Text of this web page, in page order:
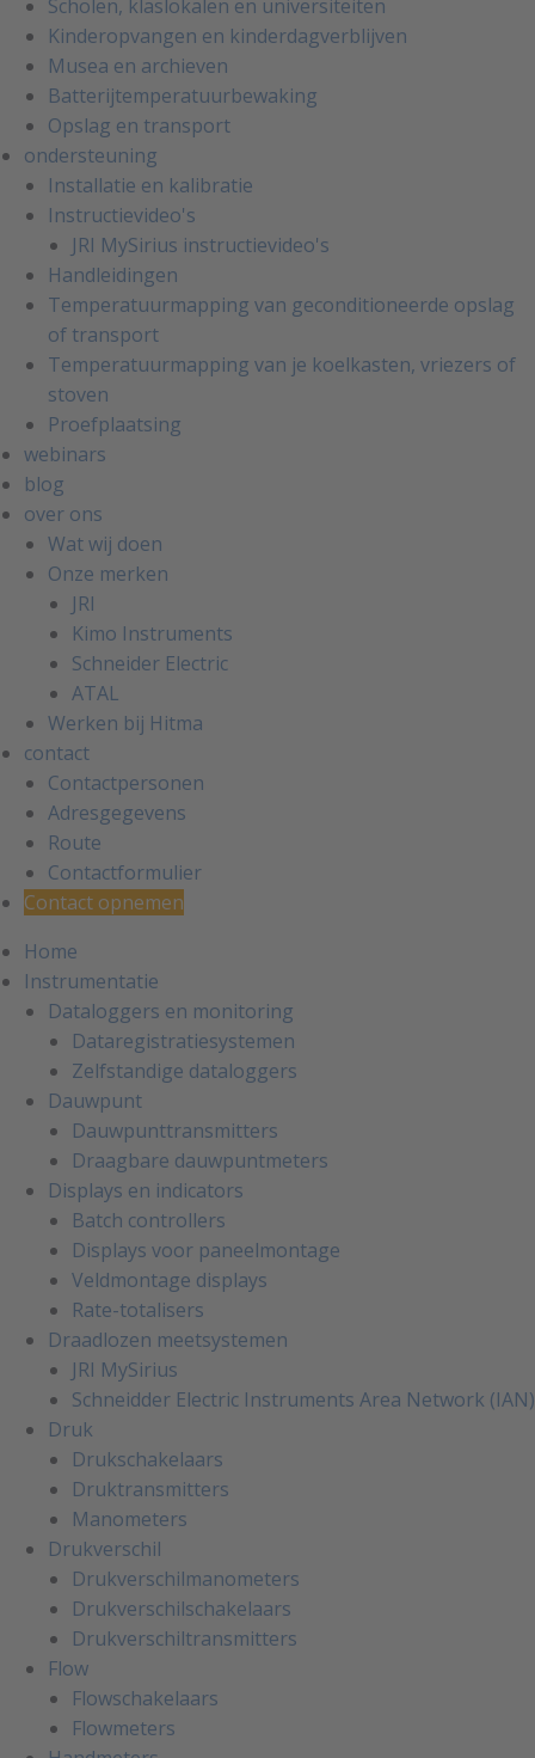
Scholen, klaslokalen en universiteiten
Kinderopvangen en kinderdagverblijven
Musea en archieven
Batterijtemperatuurbewaking
Opslag en transport
ondersteuning
Installatie en kalibratie
Instructievideo's
JRI MySirius instructievideo's
Handleidingen
Temperatuurmapping van geconditioneerde opslag
of transport
Temperatuurmapping van je koelkasten, vriezers of
stoven
Proefplaatsing
webinars
blog
over ons
Wat wij doen
Onze merken
JRI
Kimo Instruments
Schneider Electric
ATAL
Werken bij Hitma
contact
Contactpersonen
Adresgegevens
Route
Contactformulier
Contact opnemen
Home
Instrumentatie
Dataloggers en monitoring
Dataregistratiesystemen
Zelfstandige dataloggers
Dauwpunt
Dauwpunttransmitters
Draagbare dauwpuntmeters
Displays en indicators
Batch controllers
Displays voor paneelmontage
Veldmontage displays
Rate-totalisers
Draadlozen meetsystemen
JRI MySirius
Schneidder Electric Instruments Area Network (IAN)
Druk
Drukschakelaars
Druktransmitters
Manometers
Drukverschil
Drukverschilmanometers
Drukverschilschakelaars
Drukverschiltransmitters
Flow
Flowschakelaars
Flowmeters